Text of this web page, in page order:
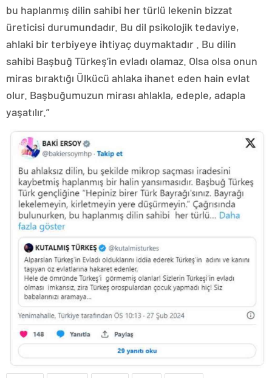
bu haplanmış dilin sahibi her türlü lekenin bizzat
üreticisi durumundadır. Bu dil psikolojik tedaviye,
ahlaki bir terbiyeye ihtiyaç duymaktadır . Bu dilin
sahibi Başbuğ Türkeş’in evladı olamaz. Olsa olsa onun
miras bıraktığı Ülkücü ahlaka ihanet eden hain evlat
olur. Başbuğumuzun mirası ahlakla, edeple, adapla
yaşatılır.”